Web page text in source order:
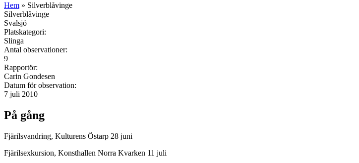
Hem » Silverblåvinge
Silverblåvinge
Svalsjö
Platskategori:
Slinga
Antal observationer:
9
Rapportör:
Carin Gondesen
Datum för observation:
7 juli 2010
På gång
Fjärilsvandring, Kulturens Östarp 28 juni
Fjärilsexkursion, Konsthallen Norra Kvarken 11 juli